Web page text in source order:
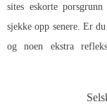
sites eskorte
sjekke opp senere. Er
og noen ekstra